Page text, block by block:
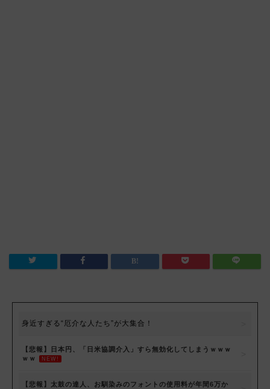
身近すぎる“厄介な人たち”が大集合！
【悲報】日本円、「日米協調介入」すら無効化してしまうｗｗｗ
ｗｗ
NEW!
【悲報】太鼓の達人、お馴染みのフォントの使用料が年間6万か